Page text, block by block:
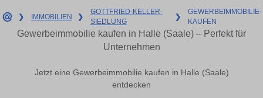
❯ IMMOBILIEN ❯
GOTTFRIED-KELLER-
SIEDLUNG
❯
GEWERBEIMMOBILIE-
KAUFEN
Gewerbeimmobilie kaufen in Halle (Saale) – Perfekt für
Unternehmen
Jetzt eine Gewerbeimmobilie kaufen in Halle (Saale)
entdecken